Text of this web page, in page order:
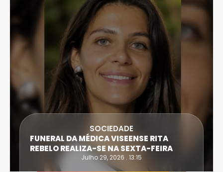
SOCIEDADE
FUNERAL DA MÉDICA VISEENSE RITA
REBELO REALIZA-SE NA SEXTA-FEIRA
Julho 29, 2026 . 13:15